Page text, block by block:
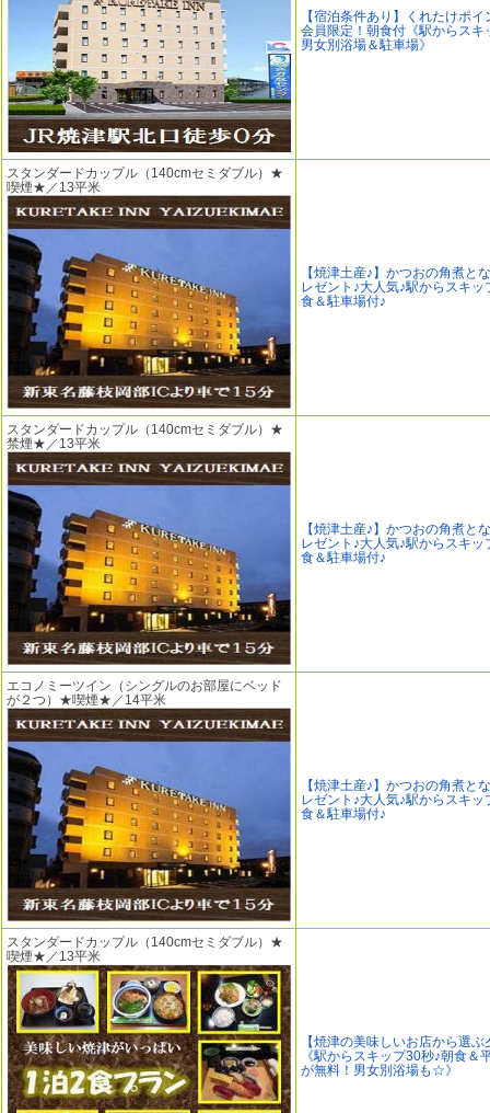
【宿泊条件あり】くれたけポ
会員限定！朝食付《駅からスキ
男女別浴場＆駐車場》
スタンダードカップル（140cmセミダブル）★
喫煙★／13平米
【焼津土産♪】かつおの角煮と
レゼント♪大人気♪駅からスキッ
食＆駐車場付♪
スタンダードカップル（140cmセミダブル）★
禁煙★／13平米
【焼津土産♪】かつおの角煮と
レゼント♪大人気♪駅からスキッ
食＆駐車場付♪
エコノミーツイン（シングルのお部屋にベッド
が２つ）★喫煙★／14平米
【焼津土産♪】かつおの角煮と
レゼント♪大人気♪駅からスキッ
食＆駐車場付♪
スタンダードカップル（140cmセミダブル）★
喫煙★／13平米
【焼津の美味しいお店から選ぶ
《駅からスキップ30秒♪朝食＆
が無料！男女別浴場も☆》